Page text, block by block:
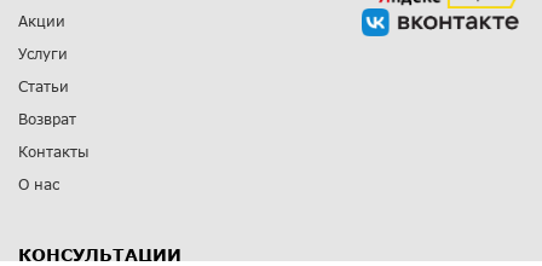
Акции
Услуги
Статьи
Возврат
Контакты
О нас
КОНСУЛЬТАЦИИ